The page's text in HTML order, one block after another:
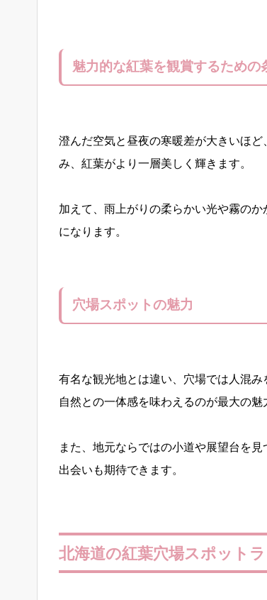
魅力的な紅葉を観賞するための
澄んだ空気と昼夜の寒暖差が大きいほ
み、紅葉がより一層美しく輝きます。
加えて、雨上がりの柔らかい光や霧の
になります。
穴場スポットの魅力
有名な観光地とは違い、穴場では人混み
自然との一体感を味わえるのが最大の魅
また、地元ならではの小道や展望台を
出会いも期待できます。
北海道の紅葉穴場スポット